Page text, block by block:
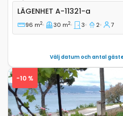
Trerumslägenhet Arbanija,
LÄGENHET A-11321-a
96 m2 30 m2 3 2 7
Välj datum och antal
-10 %